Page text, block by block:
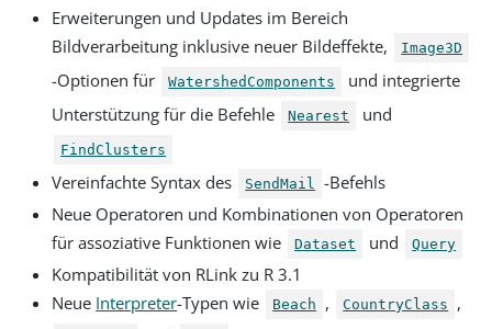
Erweiterungen und Updates im Bereich
Bildverarbeitung inklusive neuer Bildeffekte,
Image3D
-Optionen für WatershedComponents
und integrierte
Unterstützung für die Befehle
Nearest und
FindClusters
Vereinfachte Syntax des SendMail
-Befehls
Neue Operatoren und Kombinationen von Operatoren
für assoziative Funktionen wie
Dataset und Query
Kompatibilität von RLink zu R 3.1
Neue Interpreter-Typen wie Beach , CountryClass ,